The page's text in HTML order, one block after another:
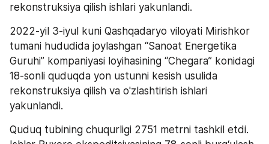
rekonstruksiya qilish ishlari yakunlandi.
2022-yil 3-iyul kuni Qashqadaryo viloyati Mirishkor
tumani hududida joylashgan “Sanoat Energetika
Guruhi” kompaniyasi loyihasining “Chegara” konidagi
18-sonli quduqda yon ustunni kesish usulida
rekonstruksiya qilish va o'zlashtirish ishlari
yakunlandi.
Quduq tubining chuqurligi 2751 metrni tashkil etdi.